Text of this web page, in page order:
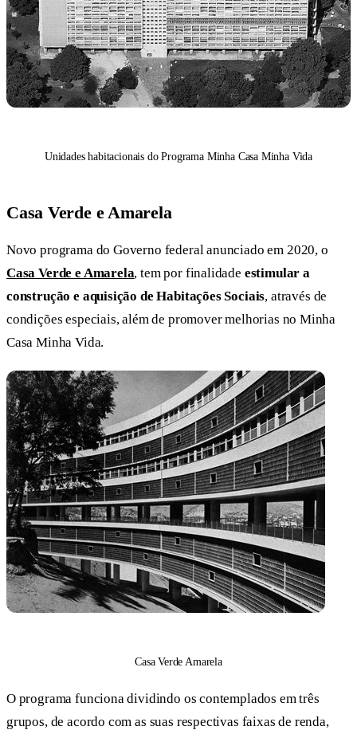
Unidades habitacionais do Programa Minha Casa Minha Vida
Casa Verde e Amarela
Novo programa do Governo federal anunciado em 2020, o
Casa Verde e Amarela, tem por finalidade estimular a
construção e aquisição de Habitações Sociais, através de
condições especiais, além de promover melhorias no Minha
Casa Minha Vida.
Casa Verde Amarela
O programa funciona dividindo os contemplados em três
grupos, de acordo com as suas respectivas faixas de renda,